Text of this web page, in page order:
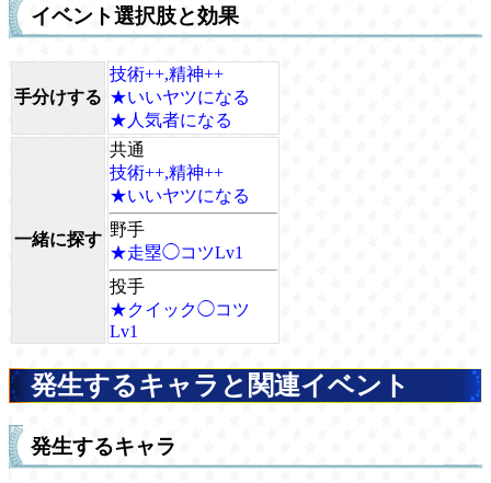
イベント選択肢と効果
手分けする
技術++,精神++
★いいヤツになる
★人気者になる
一緒に探す
共通
技術++,精神++
★いいヤツになる
野手
★走塁◯コツLv1
投手
★クイック◯コツ
Lv1
発生するキャラと関連イベント
発生するキャラ